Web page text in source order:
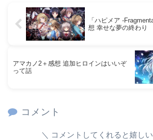
「ハピメア -
想 幸せな夢の終わり
アマカノ2＋感想 追加ヒロインはいいぞ
って話
コメント
コメントしてくれると嬉し